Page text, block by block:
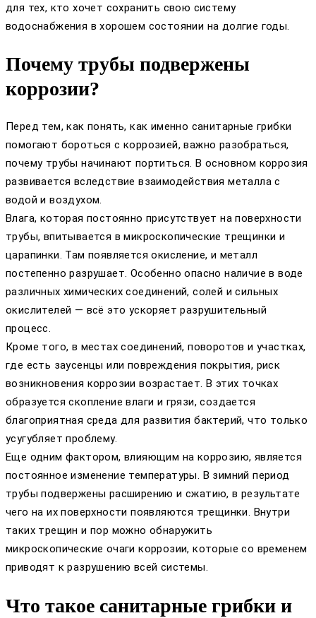
для тех, кто хочет сохранить свою систему
водоснабжения в хорошем состоянии на долгие годы.
Почему трубы подвержены
коррозии?
Перед тем, как понять, как именно санитарные грибки
помогают бороться с коррозией, важно разобраться,
почему трубы начинают портиться. В основном коррозия
развивается вследствие взаимодействия металла с
водой и воздухом.
Влага, которая постоянно присутствует на поверхности
трубы, впитывается в микроскопические трещинки и
царапинки. Там появляется окисление, и металл
постепенно разрушает. Особенно опасно наличие в воде
различных химических соединений, солей и сильных
окислителей — всё это ускоряет разрушительный
процесс.
Кроме того, в местах соединений, поворотов и участках,
где есть заусенцы или повреждения покрытия, риск
возникновения коррозии возрастает. В этих точках
образуется скопление влаги и грязи, создается
благоприятная среда для развития бактерий, что только
усугубляет проблему.
Еще одним фактором, влияющим на коррозию, является
постоянное изменение температуры. В зимний период
трубы подвержены расширению и сжатию, в результате
чего на их поверхности появляются трещинки. Внутри
таких трещин и пор можно обнаружить
микроскопические очаги коррозии, которые со временем
приводят к разрушению всей системы.
Что такое санитарные грибки и